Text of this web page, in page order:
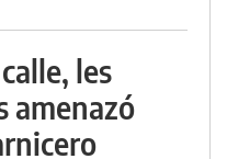
les
amenazó